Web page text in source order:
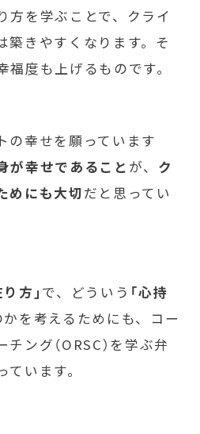
方を学ぶことで、クライ
築きやすくなります。そ
度も上げるものです。
の幸せを願っています
が幸せであること が、 ク
めにも大切だと思ってい
り方」 で、どういう 「心持
を考えるためにも、コー
ング（ORSC）を学ぶ弁
います。